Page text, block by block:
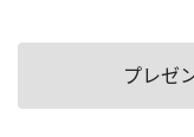
プレゼ